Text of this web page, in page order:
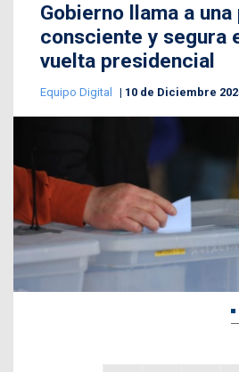
Gobierno llama a
consciente y segura
vuelta presidencial
Equipo Digital 10 de Diciembre